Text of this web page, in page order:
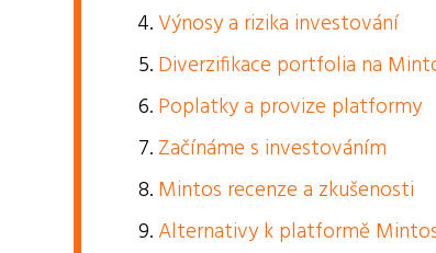
Výnosy a rizika investování
Diverzifikace portfolia na
Poplatky a provize platformy
Začínáme s investováním
Mintos recenze a zkušenosti
Alternativy k platformě